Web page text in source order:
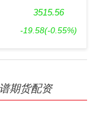
3515.56
-19.58(-0.55%)
期货配资